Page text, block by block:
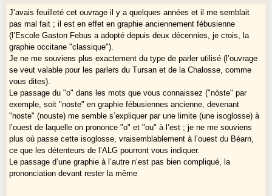
J’avais feuilleté cet ouvrage il y a quelques années et il me semblait
pas mal fait ; il est en effet en graphie anciennement fébusienne
(l’Escole Gaston Febus a adopté depuis deux décennies, je crois, la
graphie occitane "classique").
Je ne me souviens plus exactement du type de parler utilisé (l’ouvrage
se veut valable pour les parlers du Tursan et de la Chalosse, comme
vous dites).
Le passage du "o" dans les mots que vous connaissez ("nòste" par
exemple, soit "noste" en graphie fébusiennes ancienne, devenant
"noste" (nouste) me semble s’expliquer par une limite (une isoglosse) à
l’ouest de laquelle on prononce "o" et "ou" à l’est ; je ne me souviens
plus où passe cette isoglosse, vraisemblablement à l’ouest du Béarn,
ce que les détenteurs de l’ALG pourront vous indiquer.
Le passage d’une graphie à l’autre n’est pas bien compliqué, la
prononciation devant rester la même